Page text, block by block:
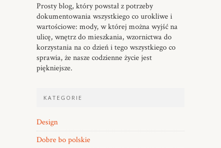
Prosty blog, który powstał z potrzeby
dokumentowania wszystkiego co urokliwe i
wartościowe: mody, w której można wyjść na
ulicę, wnętrz do mieszkania, wzornictwa do
korzystania na co dzień i tego wszystkiego co
sprawia, że nasze codzienne życie jest
piękniejsze.
KATEGORIE
Design
Dobre bo polskie